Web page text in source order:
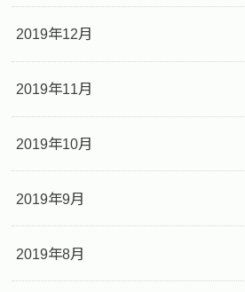
2019年12月
2019年11月
2019年10月
2019年9月
2019年8月